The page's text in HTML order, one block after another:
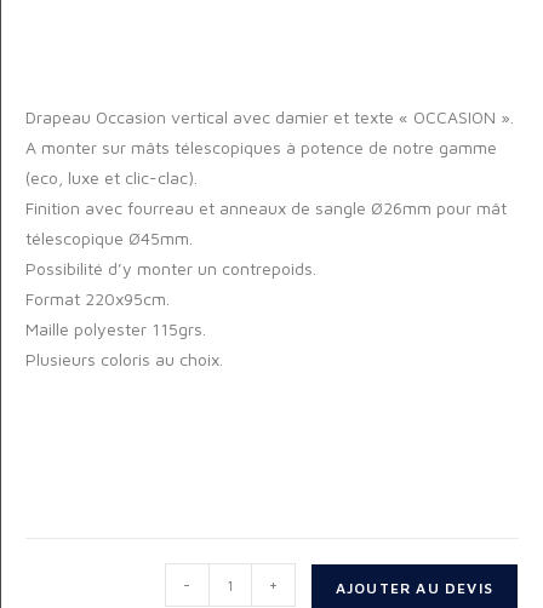
Drapeau Occasion vertical avec damier et texte « OCCASION ».
A monter sur mâts télescopiques à potence de notre gamme
(eco, luxe et clic-clac).
Finition avec fourreau et anneaux de sangle Ø26mm pour mât
télescopique Ø45mm.
Possibilité d’y monter un contrepoids.
Format 220x95cm.
Maille polyester 115grs.
Plusieurs coloris au choix.
- + AJOUTER AU DEVIS